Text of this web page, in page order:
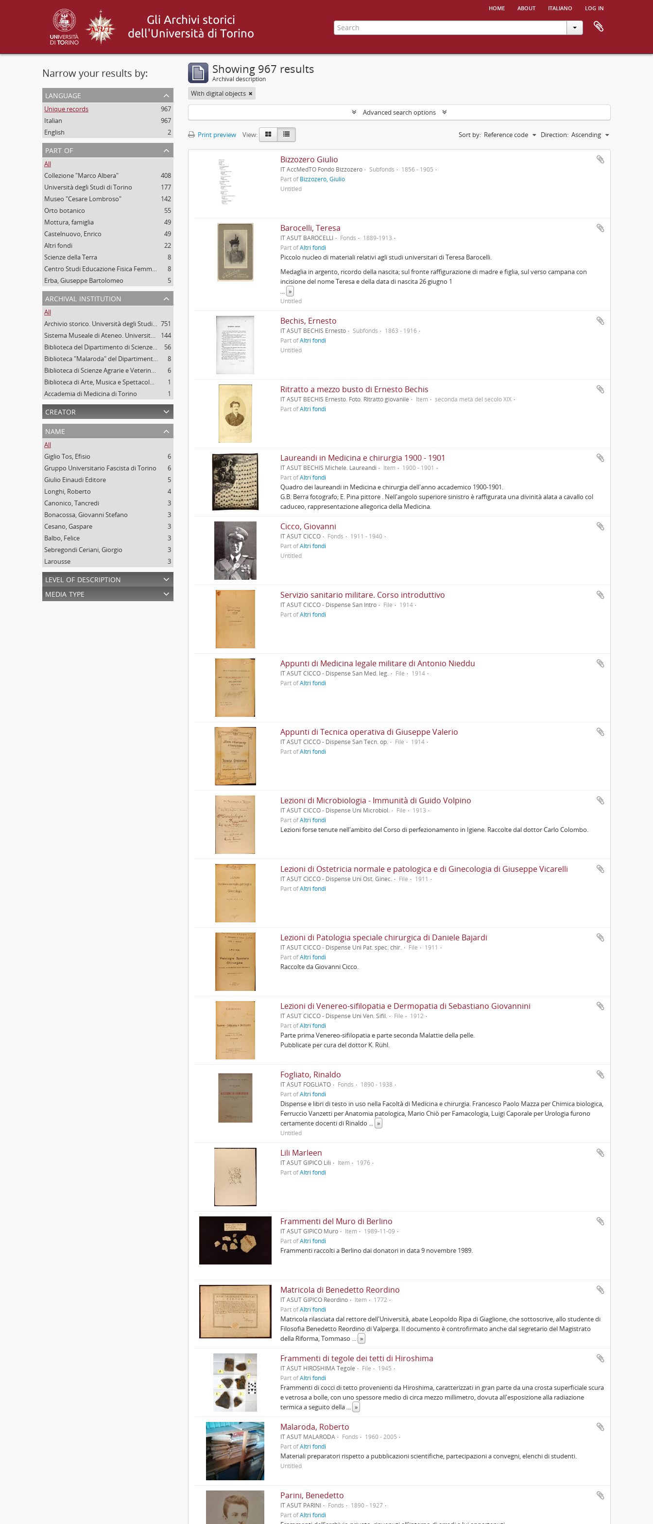
home about italiano log in
Narrow your results by:
language
Unique records
967
Italian
967
English
2
part of
All
Collezione "Marco Albera"
408
Università degli Studi di Torino
177
Museo "Cesare Lombroso"
142
Orto botanico
55
Mottura, famiglia
49
Castelnuovo, Enrico
49
Altri fondi
22
Scienze della Terra
8
Centro Studi Educazione Fisica Femminile - CSEFF
8
Erba, Giuseppe Bartolomeo
5
archival institution
All
Archivio storico. Università degli Studi di Torino 751
Sistema Museale di Ateneo. Università degli Studi di Torino
144
Biblioteca del Dipartimento di Scienze della vita e Biologia dei sistemi. Sede di Biologia vegetale. Università degli studi di Torino
56
Biblioteca "Malaroda" del Dipartimento di Scienze della Terra. Università degli Studi di Torino
8
Biblioteca di Scienze Agrarie e Veterinarie. Università degli Studi di Torino
6
Biblioteca di Arte, Musica e Spettacolo. Università degli Studi di Torino
1
Accademia di Medicina di Torino
1
creator
name
All
Giglio Tos, Efisio
6
Gruppo Universitario Fascista di Torino
6
Giulio Einaudi Editore
5
Longhi, Roberto
4
Canonico, Tancredi
3
Bonacossa, Giovanni Stefano
3
Cesano, Gaspare
3
Balbo, Felice
3
Sebregondi Ceriani, Giorgio
3
Larousse
3
level of description
media type
Showing 967 results
Archival description
With digital objects
Advanced search options
Print preview View: Sort by: Reference code Direction: Ascending
Bizzozero Giulio
IT AccMedTO Fondo Bizzozero Subfonds
1856 - 1905
Part ofBizzozero, Giulio
Untitled
Barocelli, Teresa
IT ASUT BAROCELLI Fonds
1889-1913
Part ofAltri fondi
Piccolo nucleo di materiali relativi agli studi universitari di Teresa Barocelli.
Medaglia in argento, ricordo della nascita; sul fronte raffigurazione di madre e figlia, sul verso campana con
incisione del nome Teresa e della data di nascita 26 giugno 1
... »
Untitled
Bechis, Ernesto
IT ASUT BECHIS Ernesto Subfonds
1863 - 1916
Part ofAltri fondi
Untitled
Ritratto a mezzo busto di Ernesto Bechis
IT ASUT BECHIS Ernesto. Foto. Ritratto giovanile Item
seconda metà del secolo XIX
Part ofAltri fondi
Laureandi in Medicina e chirurgia 1900 - 1901
IT ASUT BECHIS Michele. Laureandi Item
1900 - 1901
Part ofAltri fondi
Quadro dei laureandi in Medicina e chirurgia dell'anno accademico 1900-1901.
G.B. Berra fotografo; E. Pina pittore . Nell'angolo superiore sinistro è raffigurata una divinità alata a cavallo col
caduceo, rappresentazione allegorica della Medicina.
Cicco, Giovanni
IT ASUT CICCO Fonds
1911 - 1940
Part ofAltri fondi
Untitled
Servizio sanitario militare. Corso introduttivo
IT ASUT CICCO - Dispense San Intro File
1914
Part ofAltri fondi
Appunti di Medicina legale militare di Antonio Nieddu
IT ASUT CICCO - Dispense San Med. leg. File
1914
Part ofAltri fondi
Appunti di Tecnica operativa di Giuseppe Valerio
IT ASUT CICCO - Dispense San Tecn. op. File
1914
Part ofAltri fondi
Lezioni di Microbiologia - Immunità di Guido Volpino
IT ASUT CICCO - Dispense Uni Microbiol. File
1913
Part ofAltri fondi
Lezioni forse tenute nell'ambito del Corso di perfezionamento in Igiene. Raccolte dal dottor Carlo Colombo.
Lezioni di Ostetricia normale e patologica e di Ginecologia di Giuseppe Vicarelli
IT ASUT CICCO - Dispense Uni Ost. Ginec. File
1911
Part ofAltri fondi
Lezioni di Patologia speciale chirurgica di Daniele Bajardi
IT ASUT CICCO - Dispense Uni Pat. spec. chir. File
1911
Part ofAltri fondi
Raccolte da Giovanni Cicco.
Lezioni di Venereo-sifilopatia e Dermopatia di Sebastiano Giovannini
IT ASUT CICCO - Dispense Uni Ven. Sifil. File
1912
Part ofAltri fondi
Parte prima Venereo-sifilopatia e parte seconda Malattie della pelle.
Pubblicate per cura del dottor K. Rühl.
Fogliato, Rinaldo
IT ASUT FOGLIATO Fonds
1890 - 1938
Part ofAltri fondi
Dispense e libri di testo in uso nella Facoltà di Medicina e chirurgia. Francesco Paolo Mazza per Chimica biologica,
Ferruccio Vanzetti per Anatomia patologica, Mario Chiò per Famacologia, Luigi Caporale per Urologia furono
certamente docenti di Rinaldo ... »
Untitled
Lili Marleen
IT ASUT GIPICO Lili Item
1976
Part ofAltri fondi
Frammenti del Muro di Berlino
IT ASUT GIPICO Muro Item
1989-11-09
Part ofAltri fondi
Frammenti raccolti a Berlino dai donatori in data 9 novembre 1989.
Matricola di Benedetto Reordino
IT ASUT GIPICO Reordino Item
1772
Part ofAltri fondi
Matricola rilasciata dal rettore dell'Università, abate Leopoldo Ripa di Giaglione, che sottoscrive, allo studente di
Filosofia Benedetto Reordino di Valperga. Il documento è controfirmato anche dal segretario del Magistrato
della Riforma, Tommaso ... »
Frammenti di tegole dei tetti di Hiroshima
IT ASUT HIROSHIMA Tegole File
1945
Part ofAltri fondi
Frammenti di cocci di tetto provenienti da Hiroshima, caratterizzati in gran parte da una crosta superficiale scura
e vetrosa a bolle, con uno spessore medio di circa mezzo millimetro, dovuta all'esposizione alla radiazione
termica a seguito della ... »
Malaroda, Roberto
IT ASUT MALARODA Fonds
1960 - 2005
Part ofAltri fondi
Materiali preparatori rispetto a pubblicazioni scientifiche, partecipazioni a convegni, elenchi di studenti.
Untitled
Parini, Benedetto
IT ASUT PARINI Fonds
1890 - 1927
Part ofAltri fondi